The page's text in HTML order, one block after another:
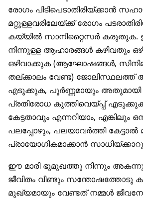
രോഗം പിടിപെടാതിരിയ്ക്കാൻ
മറ്റുള്ളവരിലേയ്ക്ക് രോഗം
കയ്യിൽ സാനിറ്റൈസർ കരുതുക.
നിന്നുള്ള ആഹാരങ്ങൾ കഴിവതും
ഒഴിവാക്കുക (ആഘോഷങ്ങൾ, സിനിമ,
തല്ക്കാലം വേണ്ട)
എടുക്കുക, പൂർണ്ണമായും അതുമായി
പ്രതിരോധ കുത്തിവെയ്പ്പ്
കേട്ടതാവും എന്നറിയാം, എങ്കിലും
പലപ്പോഴും, പലയാവർത്തി
പ്രായോഗികമാക്കാൻ
ഈ മാരി ഭൂമുഖത്തു നിന്നും
ജീവിതം വീണ്ടും സന്തോഷത്തോടു
മുഖ്യമായും വേണ്ടത് നമ്മൾ